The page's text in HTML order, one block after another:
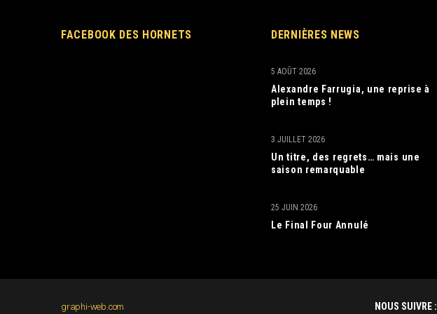
FACEBOOK DES HORNETS DERNIÈRES NEWS
Alexandre Farrugia, une reprise à
plein temps !
5 AOÛT 2026
Un titre, des regrets… mais une
saison remarquable
3 JUILLET 2026
Le Final Four Annulé
25 JUIN 2026
graphi-web.com NOUS SUIVRE :